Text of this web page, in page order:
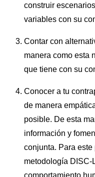
construir
variables con su
Contar con
manera como esta
que tiene con su
Conocer a tu
de manera
posible. De esta
información y
conjunta. Para
metodología DISC-
comportamiento